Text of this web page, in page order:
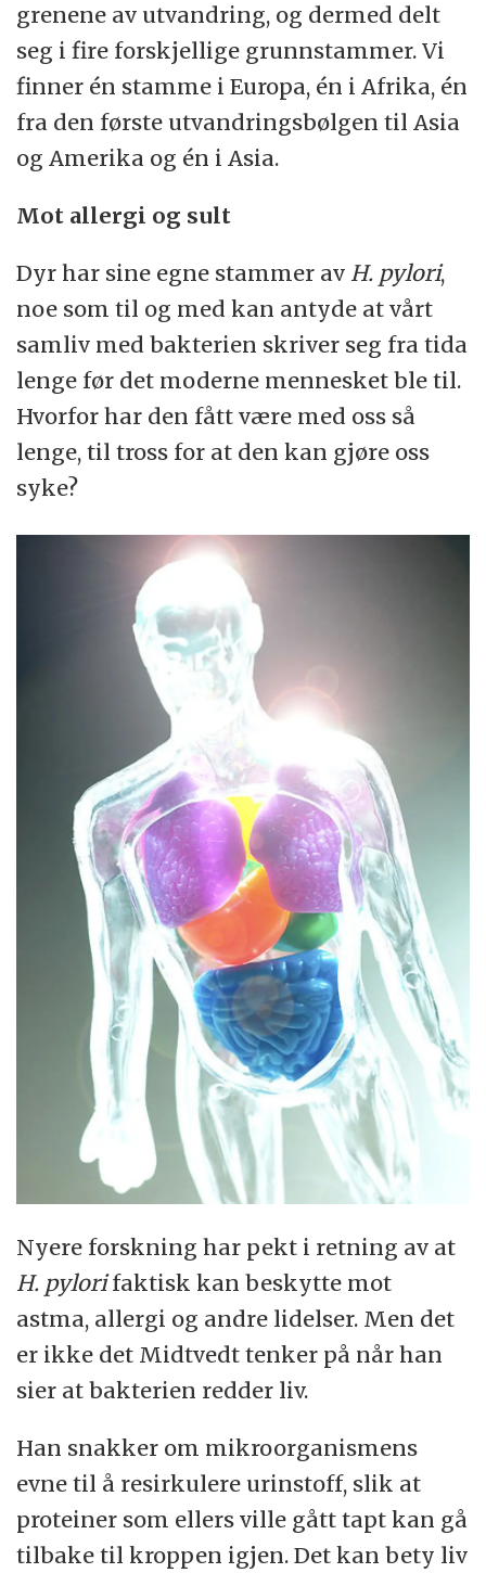
grenene av utvandring, og dermed delt
seg i fire forskjellige grunnstammer. Vi
finner én stamme i Europa, én i Afrika, én
fra den første utvandringsbølgen til Asia
og Amerika og én i Asia.
Mot allergi og sult
Dyr har sine egne stammer av H. pylori,
noe som til og med kan antyde at vårt
samliv med bakterien skriver seg fra tida
lenge før det moderne mennesket ble til.
Hvorfor har den fått være med oss så
lenge, til tross for at den kan gjøre oss
syke?
Nyere forskning har pekt i retning av at
H. pylorifaktisk kan beskytte mot
astma, allergi og andre lidelser. Men det
er ikke det Midtvedt tenker på når han
sier at bakterien redder liv.
Han snakker om mikroorganismens
evne til å resirkulere urinstoff, slik at
proteiner som ellers ville gått tapt kan gå
tilbake til kroppen igjen. Det kan bety liv